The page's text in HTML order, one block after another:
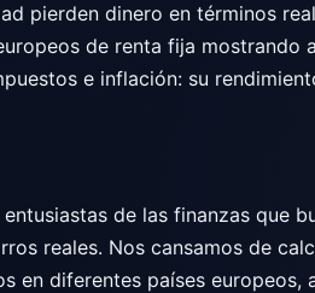
pierden dinero en términos
de renta fija mostrando
e inflación: su
de las finanzas que
reales. Nos cansamos de
en diferentes países europeos,